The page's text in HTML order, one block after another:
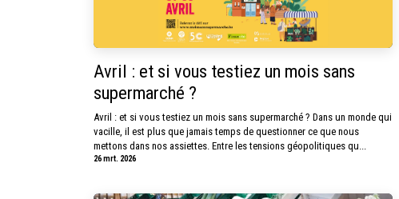
Avril : et si vous testiez un mois sans
supermarché ?
Avril : et si vous testiez un mois sans supermarché ? Dans un monde qui
vacille, il est plus que jamais temps de questionner ce que nous
mettons dans nos assiettes. Entre les tensions géopolitiques qu...
26 mrt. 2026